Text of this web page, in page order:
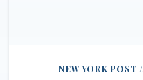
NEW YORK POST